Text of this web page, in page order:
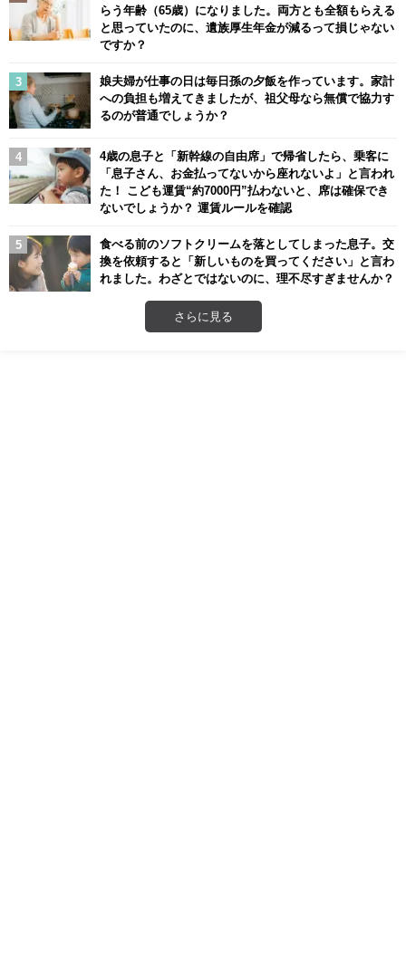
らう年齢（65歳）になりました。両方とも全額もらえる
と思っていたのに、遺族厚生年金が減るって損じゃない
ですか？
娘夫婦が仕事の日は毎日孫の夕飯を作っています。家計
への負担も増えてきましたが、祖父母なら無償で協力す
るのが普通でしょうか？
4歳の息子と「新幹線の自由席」で帰省したら、乗客に
「息子さん、お金払ってないから座れないよ」と言われ
た！ こども運賃“約7000円”払わないと、席は確保でき
ないでしょうか？ 運賃ルールを確認
食べる前のソフトクリームを落としてしまった息子。交
換を依頼すると「新しいものを買ってください」と言わ
れました。わざとではないのに、理不尽すぎませんか？
さらに見る